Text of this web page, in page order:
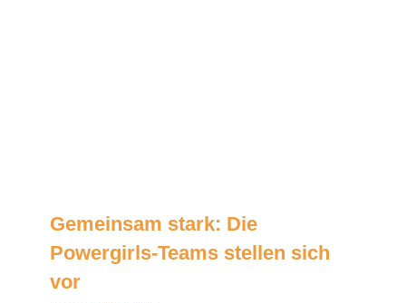
Gemeinsam stark: Die
Powergirls-Teams stellen sich
vor